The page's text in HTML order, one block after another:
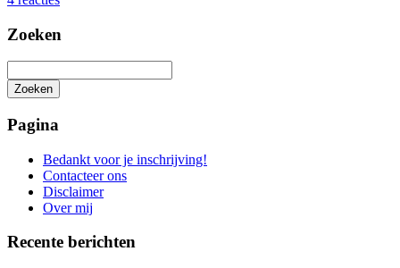
Zoeken
Zoeken
zoeken
Pagina
Bedankt voor je inschrijving!
Contacteer ons
Disclaimer
Over mij
Recente berichten